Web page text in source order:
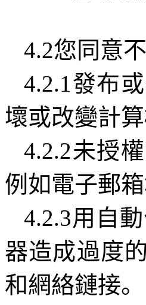
4.2您同意
4.2.1發布
壞或改變計
4.2.2未授
例如電子郵箱
4.2.3用自
器造成過度
和網絡鏈接。